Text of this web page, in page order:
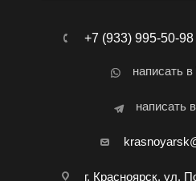
+7 (933) 995-50-98
написать
написать
г. Красноярск, ул.